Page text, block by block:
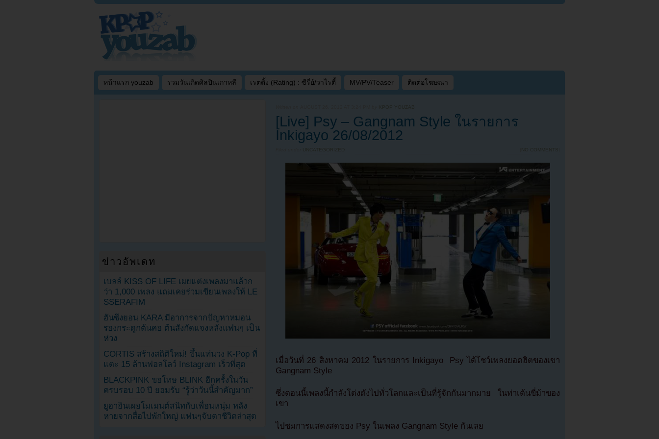
หน้าแรก youzab รวมวันเกิดศิลปินเกาหลี เรตติ้ง (Rating) : ซีรี่ย์/วาไรตี้ MV/PV/Teaser ติดต่อโฆษณา
KPOP YOUZAB
[Live] Psy – Gangnam Style ในรายการ
Inkigayo 26/08/2012
UNCATEGORIZED NO COMMENTS
เมื่อวันที่ 26 สิงหาคม 2012 ในรายการ Inkigayo Psy ได้โชว์เพลงยอดฮิตของเขา
Gangnam Style
ซึ่งตอนนี้เพลงนี้กำลังโด่งดังไปทั่วโลกและเป็นที่รู้จักกันมากมาย ในท่าเต้นขี่ม้าของ
เขา
ไปชมการแสดงสดของ Psy ในเพลง Gangnam Style กันเลย
ข่าวอัพเดท
เบลล์ KISS OF LIFE เผยแต่งเพลงมาแล้วก
ว่า 1,000 เพลง แถมเคยร่วมเขียนเพลงให้ LE
SSERAFIM
ฮันซึงยอน KARA มีอาการจากปัญหาหมอน
รองกระดูกต้นคอ ต้นสังกัดแจงหลังแฟนๆ เป็น
ห่วง
CORTIS สร้างสถิติใหม่! ขึ้นแท่นวง K-Pop ที่
แตะ 15 ล้านฟอลโลว์ Instagram เร็วที่สุด
BLACKPINK ขอโทษ BLINK อีกครั้งในวัน
ครบรอบ 10 ปี ยอมรับ “รู้ว่าวันนี้สำคัญมาก”
ยูอาอินเผยโมเมนต์สนิทกับเพื่อนหนุ่ม หลัง
หายจากสื่อไปพักใหญ่ แฟนๆจับตาชีวิตล่าสุด